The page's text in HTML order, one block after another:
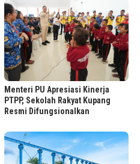
Menteri PU Apresiasi Kinerja
PTPP, Sekolah Rakyat Kupang
Resmi Difungsionalkan